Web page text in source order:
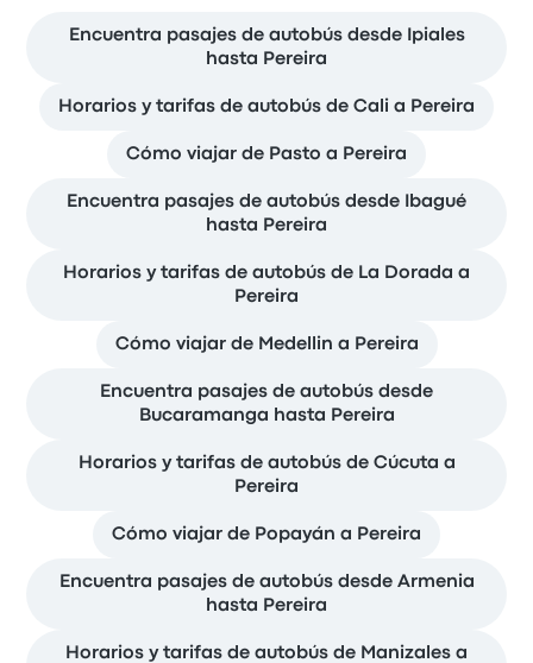
Encuentra pasajes de autobús desde Ipiales
hasta Pereira
Horarios y tarifas de autobús de Cali a Pereira
Cómo viajar de Pasto a Pereira
Encuentra pasajes de autobús desde Ibagué
hasta Pereira
Horarios y tarifas de autobús de La Dorada a
Pereira
Cómo viajar de Medellin a Pereira
Encuentra pasajes de autobús desde
Bucaramanga hasta Pereira
Horarios y tarifas de autobús de Cúcuta a
Pereira
Cómo viajar de Popayán a Pereira
Encuentra pasajes de autobús desde Armenia
hasta Pereira
Horarios y tarifas de autobús de Manizales a